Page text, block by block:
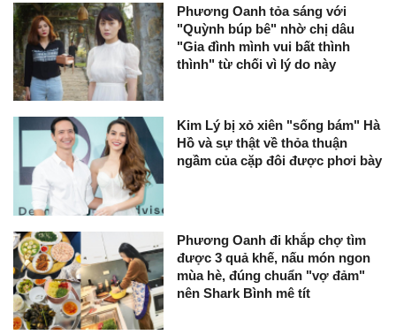
Phương Oanh tỏa sáng với
"Quỳnh búp bê" nhờ chị dâu
"Gia đình mình vui bất thình
thình" từ chối vì lý do này
Kim Lý bị xỏ xiên "sống bám" Hà
Hồ và sự thật về thỏa thuận
ngầm của cặp đôi được phơi bày
Phương Oanh đi khắp chợ tìm
được 3 quả khế, nấu món ngon
mùa hè, đúng chuẩn "vợ đảm"
nên Shark Bình mê tít